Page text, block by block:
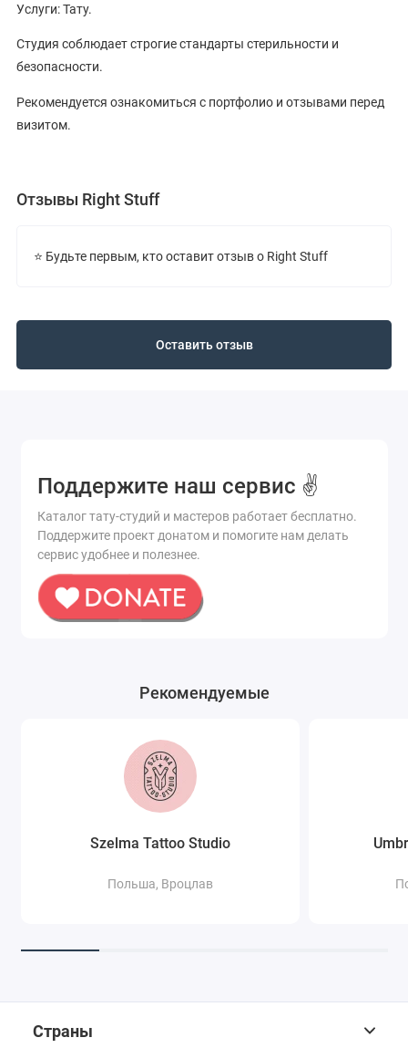
Услуги: Тату.
Студия соблюдает строгие стандарты стерильности и
безопасности.
Рекомендуется ознакомиться с портфолио и отзывами перед
визитом.
Отзывы Right Stuff
⭐ Будьте первым, кто оставит отзыв о Right Stuff
Оставить отзыв
Поддержите наш сервис ✌️
Каталог тату-студий и мастеров работает бесплатно.
Поддержите проект донатом и помогите нам делать
сервис удобнее и полезнее.
Рекомендуемые
Szelma Tattoo Studio
Польша, Вроцлав
Страны